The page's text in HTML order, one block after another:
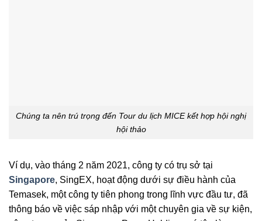
Chúng ta nên trú trọng đến Tour du lịch MICE kết hợp hội nghị
hội thảo
Ví dụ, vào tháng 2 năm 2021, công ty có trụ sở tại
Singapore, SingEX, hoạt động dưới sự điều hành của
Temasek, một công ty tiên phong trong lĩnh vực đầu tư, đã
thông báo về việc sáp nhập với một chuyên gia về sự kiện,